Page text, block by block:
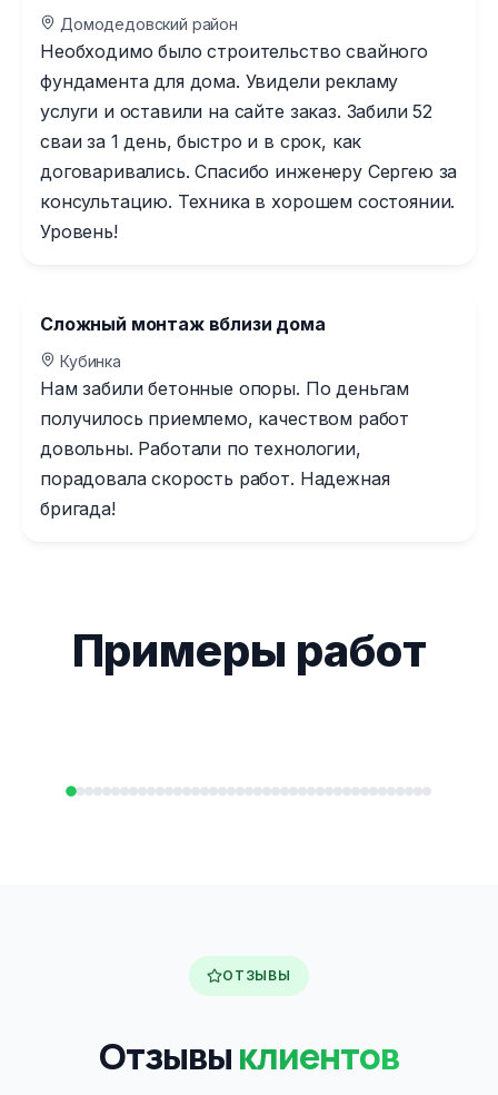
Домодедовский район
Необходимо было строительство свайного
фундамента для дома. Увидели рекламу
услуги и оставили на сайте заказ. Забили 52
сваи за 1 день, быстро и в срок, как
договаривались. Спасибо инженеру Сергею за
консультацию. Техника в хорошем состоянии.
Уровень!
Сложный монтаж вблизи дома
Кубинка
Нам забили бетонные опоры. По деньгам
получилось приемлемо, качеством работ
довольны. Работали по технологии,
порадовала скорость работ. Надежная
бригада!
Примеры работ
ОТЗЫВЫ
Отзывыклиентов